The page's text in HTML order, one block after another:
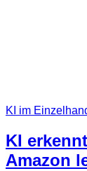
KI im
KI
Amazon